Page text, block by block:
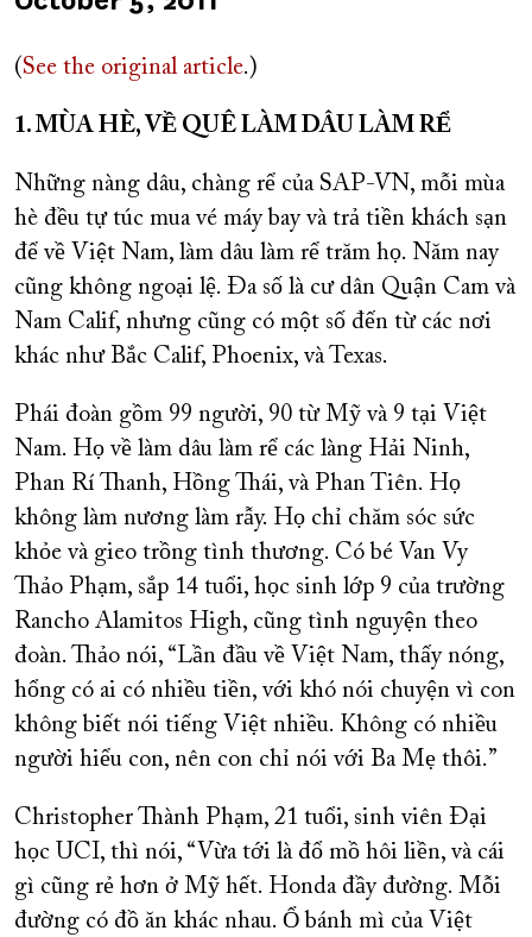
(See the original article.)
1. MÙA HÈ, VỀ QUÊ LÀM DÂU LÀM RỂ
Những nàng dâu, chàng rể của SAP-VN, mỗi mùa
hè đều tự túc mua vé máy bay và trả tiền khách sạn
để về Việt Nam, làm dâu làm rể trăm họ. Năm nay
cũng không ngoại lệ. Đa số là cư dân Quận Cam và
Nam Calif, nhưng cũng có một số đến từ các nơi
khác như Bắc Calif, Phoenix, và Texas.
Phái đoàn gồm 99 người, 90 từ Mỹ và 9 tại Việt
Nam. Họ về làm dâu làm rể các làng Hải Ninh,
Phan Rí Thanh, Hồng Thái, và Phan Tiên. Họ
không làm nương làm rẫy. Họ chỉ chăm sóc sức
khỏe và gieo trồng tình thương. Có bé Van Vy
Thảo Phạm, sắp 14 tuổi, học sinh lớp 9 của trường
Rancho Alamitos High, cũng tình nguyện theo
đoàn. Thảo nói, “Lần đầu về Việt Nam, thấy nóng,
hổng có ai có nhiều tiền, với khó nói chuyện vì con
không biết nói tiếng Việt nhiều. Không có nhiều
người hiểu con, nên con chỉ nói với Ba Mẹ thôi.”
Christopher Thành Phạm, 21 tuổi, sinh viên Đại
học UCI, thì nói, “Vừa tới là đổ mồ hôi liền, và cái
gì cũng rẻ hơn ở Mỹ hết. Honda đầy đường. Mỗi
đường có đồ ăn khác nhau. Ổ bánh mì của Việt